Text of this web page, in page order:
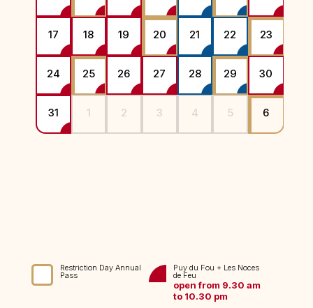
Restriction Day Annual
Pass
Puy du Fou + Les Noces
de Feu
open from 9.30 am
to 10.30 pm
17 18 19 20 21 22 23
24 25 26 27 28 29 30
31 1 2 3 4 5 6